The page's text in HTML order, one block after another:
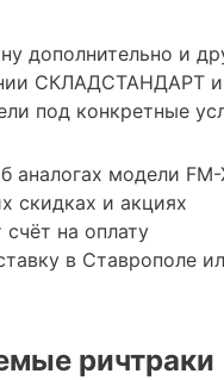
дополнительно и
СКЛАДСТАНДАРТ
под конкретные
аналогах модели FM-
скидках и акциях
счёт на оплату
в Ставрополе
ричтраки